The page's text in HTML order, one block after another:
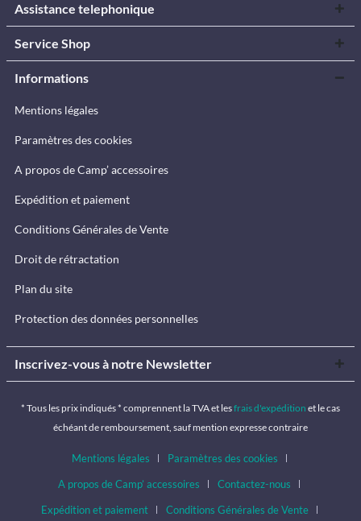
Assistance telephonique
Service Shop
Informations
Mentions légales
Paramètres des cookies
A propos de Camp’ accessoires
Expédition et paiement
Conditions Générales de Vente
Droit de rétractation
Plan du site
Protection des données personnelles
Inscrivez-vous à notre Newsletter
* Tous les prix indiqués * comprennent la TVA et lesfrais d'expédition et le cas
échéant de remboursement, sauf mention expresse contraire
Mentions légales
Paramètres des cookies
A propos de Camp’ accessoires
Contactez-nous
Expédition et paiement
Conditions Générales de Vente